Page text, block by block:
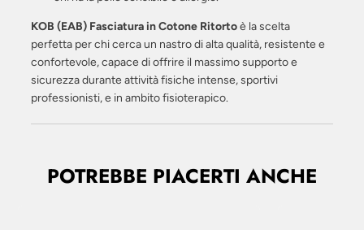
KOB (EAB) Fasciatura in Cotone Ritortoè la scelta
perfetta per chi cerca un nastro di alta qualità, resistente e
confortevole, capace di offrire il massimo supporto e
sicurezza durante attività fisiche intense, sportivi
professionisti, e in ambito fisioterapico.
POTREBBE PIACERTI ANCHE